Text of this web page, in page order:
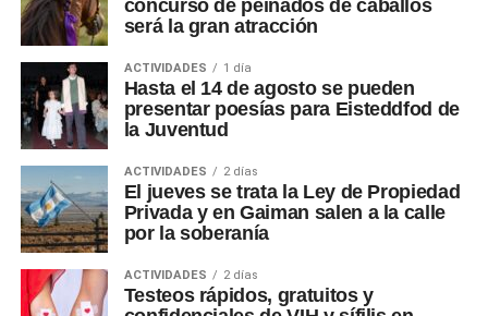
concurso de peinados de caballos
será la gran atracción
ACTIVIDADES 1 día
Hasta el 14 de agosto se pueden
presentar poesías para Eisteddfod de
la Juventud
ACTIVIDADES 2 días
El jueves se trata la Ley de Propiedad
Privada y en Gaiman salen a la calle
por la soberanía
ACTIVIDADES 2 días
Testeos rápidos, gratuitos y